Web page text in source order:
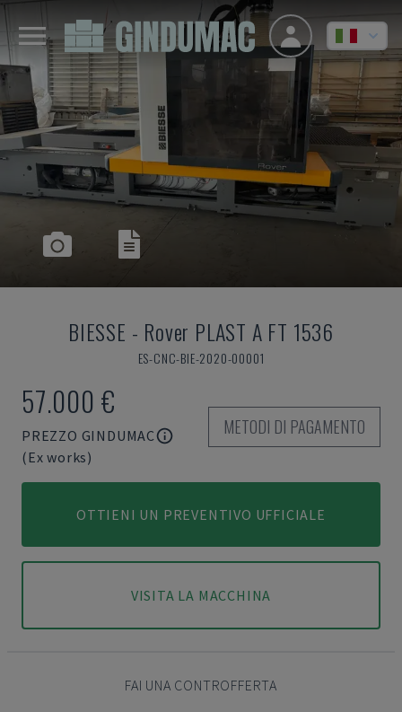
BIESSE - Rover PLAST A FT 1536
ES-CNC-BIE-2020-00001
57.000 €
PREZZO GINDUMAC
(Ex works)
METODI DI PAGAMENTO
OTTIENI UN PREVENTIVO UFFICIALE
VISITA LA MACCHINA
FAI UNA CONTROFFERTA